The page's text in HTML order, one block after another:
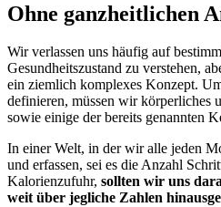
Ohne ganzheitlichen
Wir verlassen uns häufig auf
Gesundheitszustand zu verstehen,
ein ziemlich komplexes Konzept.
definieren, müssen wir körperliches
sowie einige der bereits genannten
In einer Welt, in der wir alle jeden
und erfassen, sei es die Anzahl
Kalorienzufuhr, sollten wir uns
weit über jegliche Zahlen